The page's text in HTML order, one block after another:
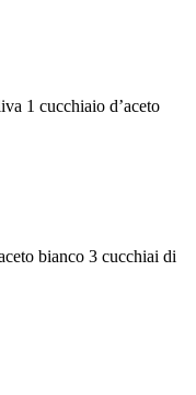
1 cucchiaio d’aceto
bianco 3 cucchiai di